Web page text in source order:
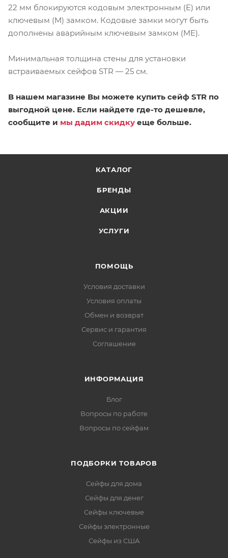
22 мм блокируются кодовым электронным (E) или
ключевым (M) замком. Кодовые замки могут быть
дополнены аварийным ключевым замком (ME).
Минимальная толщина стены для установки
встраиваемых сейфов STR — 25 см.
В нашем магазине Вы можете купить сейф STR по
выгодной цене. Если найдете где-то дешевле,
сообщите и мы дадим скидку еще больше.
КАТАЛОГ
БРЕНДЫ
АКЦИИ
УСЛУГИ
ПОМОЩЬ
Условия доставки
Условия оплаты
Обмен и возврат
Сервис и гарантия
Соглашение
ИНФОРМАЦИЯ
Блог
Вопросы по работе
Вопросы по сейфам
ПОДБОРКИ ТОВАРОВ
Сейфы для дома
Сейфы для денег
Сейфы ключевые
Сейфы электронные
Сейфы из США